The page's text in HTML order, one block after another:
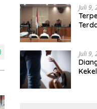
Juli 9,
Juli 9,